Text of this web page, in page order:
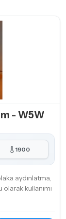
- W5W
1900
aydınlatma,
kullanımı